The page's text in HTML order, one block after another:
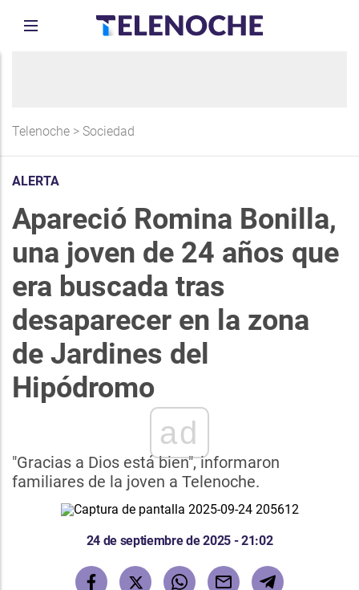
Telenoche > Sociedad
ALERTA
Apareció Romina Bonilla,
una joven de 24 años que
era buscada tras
desaparecer en la zona
de Jardines del
Hipódromo
ad
"Gracias a Dios está bien", informaron
familiares de la joven a Telenoche.
24 de septiembre de 2025 - 21:02